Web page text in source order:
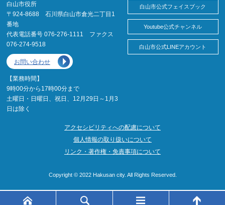
白山市役所
〒924-8688 石川県白山市倉光二丁目1
番地
代表電話番号 076-276-1111 ファクス
076-274-9518
お問い合わせ
【業務時間】
9時00分から17時00分まで
土曜日・日曜日、祝日、12月29日～1月3
日は除く
白山市公式フェイスブック
Youtube公式チャンネル
白山市公式LINEアカウント
アクセシビリティへの配慮について
個人情報の取り扱いについて
リンク・著作権・免責事項について
Copyright © 2022 Hakusan city. All Rights Reserved.